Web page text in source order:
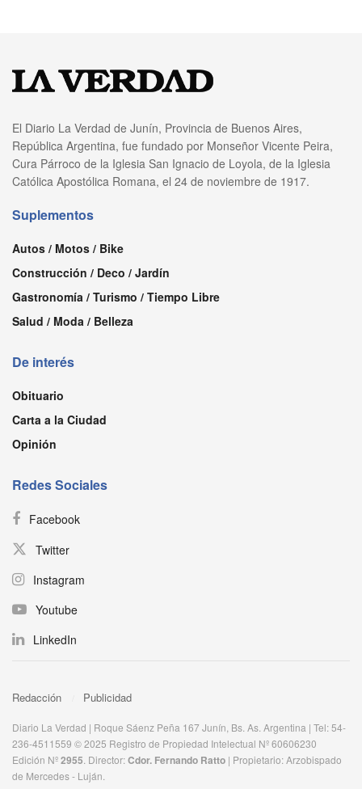
El Diario La Verdad de Junín, Provincia de Buenos Aires,
República Argentina, fue fundado por Monseñor Vicente Peira,
Cura Párroco de la Iglesia San Ignacio de Loyola, de la Iglesia
Católica Apostólica Romana, el 24 de noviembre de 1917.
Suplementos
Autos / Motos / Bike
Construcción / Deco / Jardín
Gastronomía / Turismo / Tiempo Libre
Salud / Moda / Belleza
De interés
Obituario
Carta a la Ciudad
Opinión
Redes Sociales
Facebook
Twitter
Instagram
Youtube
LinkedIn
Redacción Publicidad
Diario La Verdad | Roque Sáenz Peña 167 Junín, Bs. As. Argentina | Tel: 54-
236-4511559 © 2025 Registro de Propiedad Intelectual Nº 60606230
Edición Nº2955 . Director:​Cdor. Fernando Ratto | Propietario:​ Arzobispado
de Mercedes - Luján.